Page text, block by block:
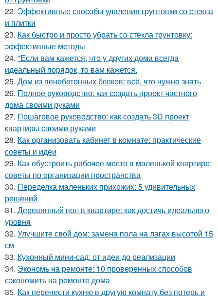
22. Эффективные способы удаления грунтовки со стекла
и плитки
23. Как быстро и просто убрать со стекла грунтовку:
эффективные методы
24. "Если вам кажется, что у других дома всегда
идеальный порядок, то вам кажется.
25. Дом из пенобетонных блоков: всё, что нужно знать
26. Полное руководство: как создать проект частного
дома своими руками
27. Пошаговое руководство: как создать 3D проект
квартиры своими руками
28. Как организовать кабинет в комнате: практические
советы и идеи
29. Как обустроить рабочее место в маленькой квартире:
советы по организации пространства
30. Переделка маленьких прихожих: 5 удивительных
решений
31. Деревянный пол в квартире: как достичь идеального
уровня
32. Улучшите свой дом: замена пола на лагах высотой 15
см
33. Кухонный мини-сад: от идеи до реализации
34. Экономь на ремонте: 10 проверенных способов
сэкономить на ремонте дома
35. Как перенести кухню в другую комнату без потерь и